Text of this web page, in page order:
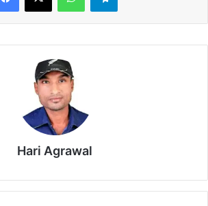
Hari Agrawal